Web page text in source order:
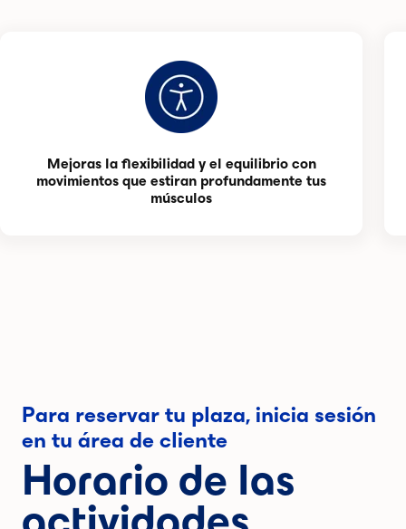
Mejoras la flexibilidad y el equilibrio con
movimientos que estiran profundamente tus
músculos
Para reservar tu plaza, inicia sesión
en tu área de cliente
Horario de las